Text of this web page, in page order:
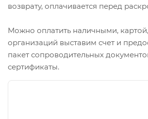
возврату, оплачивается перед
Можно оплатить наличными,
организаций выставим счет и
пакет сопроводительных
сертификаты.